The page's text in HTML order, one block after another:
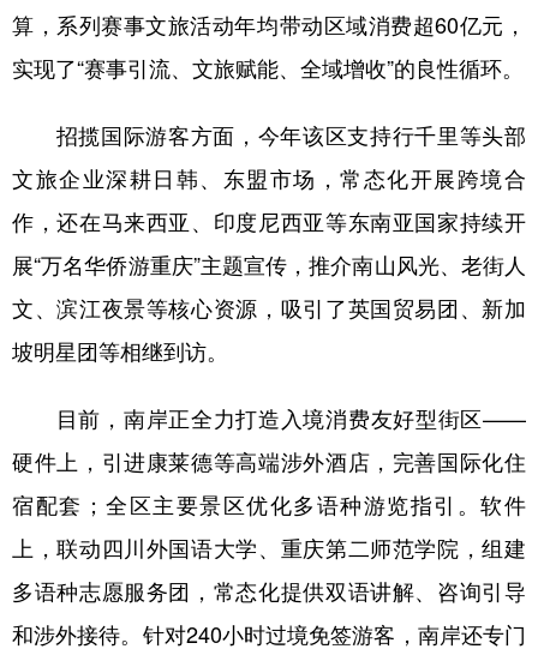
算，系列赛事文旅活动年均带动区域消费超60亿元，
实现了“赛事引流、文旅赋能、全域增收”的良性循环。
招揽国际游客方面，今年该区支持行千里等头部
文旅企业深耕日韩、东盟市场，常态化开展跨境合
作，还在马来西亚、印度尼西亚等东南亚国家持续开
展“万名华侨游重庆”主题宣传，推介南山风光、老街人
文、滨江夜景等核心资源，吸引了英国贸易团、新加
坡明星团等相继到访。
目前，南岸正全力打造入境消费友好型街区——
硬件上，引进康莱德等高端涉外酒店，完善国际化住
宿配套；全区主要景区优化多语种游览指引。软件
上，联动四川外国语大学、重庆第二师范学院，组建
多语种志愿服务团，常态化提供双语讲解、咨询引导
和涉外接待。针对240小时过境免签游客，南岸还专门